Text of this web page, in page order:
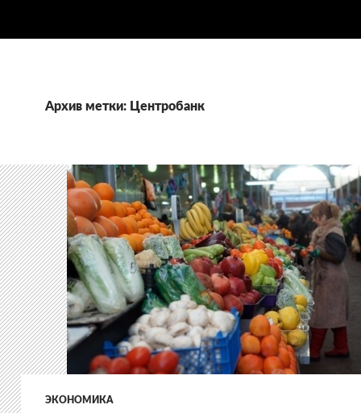
Архив метки: Центробанк
ЭКОНОМИКА